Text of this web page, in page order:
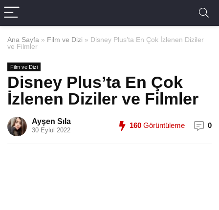
Ana Sayfa » Film ve Dizi » Disney Plus’ta En Çok İzlenen Diziler
ve Filmler
Film ve Dizi
Disney Plus’ta En Çok
İzlenen Diziler ve Filmler
Ayşen Sıla
30 Eylül 2022
160 Görüntüleme 0